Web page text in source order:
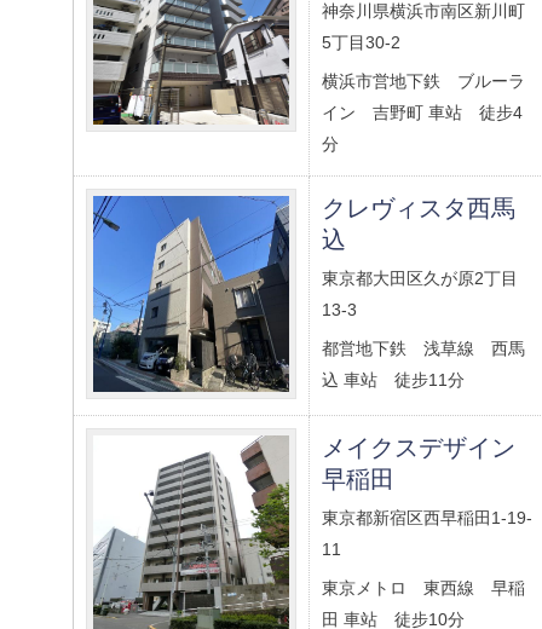
神奈川県横浜市南区新川町
5丁目30-2
横浜市営地下鉄 ブルーラ
イン 吉野町 車站 徒步4
分
クレヴィスタ西馬
込
東京都大田区久が原2丁目
13-3
都営地下鉄 浅草線 西馬
込 車站 徒步11分
メイクスデザイン
早稲田
東京都新宿区西早稲田1-19-
11
東京メトロ 東西線 早稲
田 車站 徒步10分